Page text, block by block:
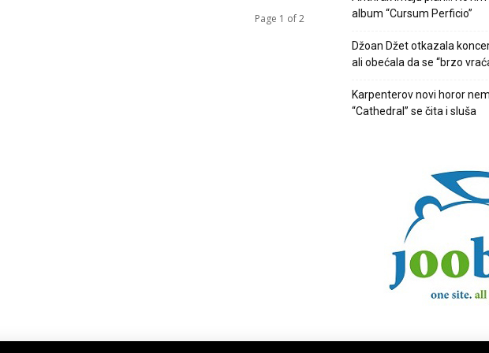
Page 1 of 2
album “Cursum Perficio”
Džoan Džet otkazala
ali obećala da se “brzo
Karpenterov novi horor
“Cathedral” se čita i sluša